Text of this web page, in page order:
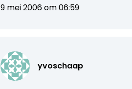
9 mei 2006 om 06:59
yvoschaap